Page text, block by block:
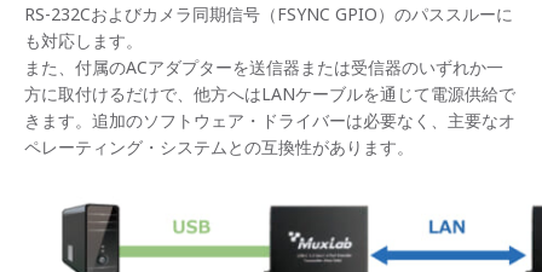
RS-232Cおよびカメラ同期信号（FSYNC GPIO）のパススルーに
も対応します。
また、付属のACアダプターを送信器または受信器のいずれか一
方に取付けるだけで、他方へはLANケーブルを通じて電源供給で
きます。追加のソフトウェア・ドライバーは必要なく、主要なオ
ペレーティング・システムとの互換性があります。